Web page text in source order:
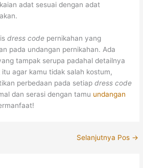
adat sesuai dengan adat
dress code pernikahan yang
pada undangan pernikahan. Ada
tampak serupa padahal detailnya
agar kamu tidak salah kostum,
perbedaan pada setiapdress code
dan serasi dengan tamu undangan
Selanjutnya Pos →